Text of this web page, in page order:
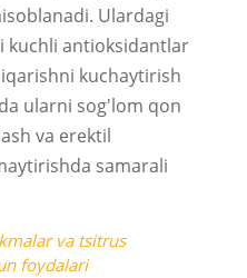
Ulardagi
kuchli antioksidantlar
kuchaytirish
ularni sog'lom qon
va erektil
samarali
va tsitrus
foydalari